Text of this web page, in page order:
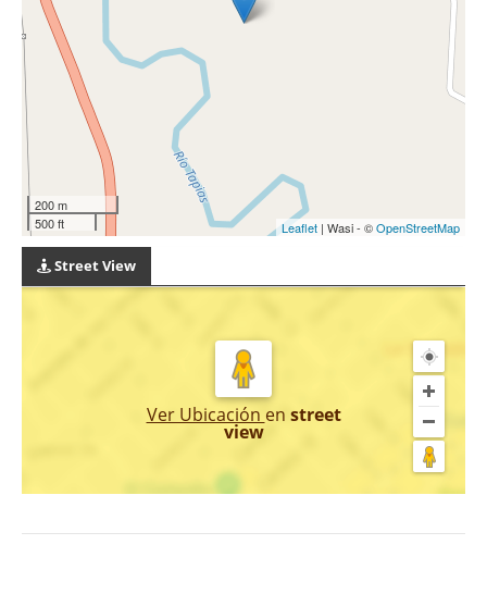
200 m
500 ft
Leaflet | Wasi - ©OpenStreetMap
Street View
Ver Ubicación en street
view